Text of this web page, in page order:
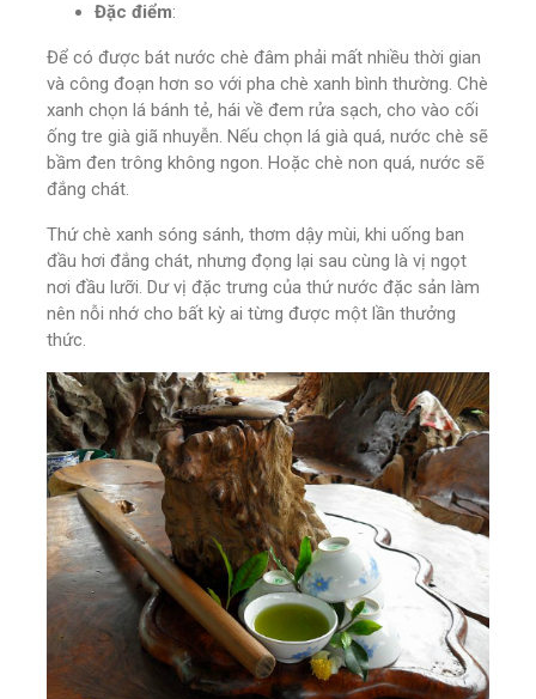
Đặc điểm:
Để có được bát nước chè đâm phải mất nhiều thời gian
và công đoạn hơn so với pha chè xanh bình thường. Chè
xanh chọn lá bánh tẻ, hái về đem rửa sạch, cho vào cối
ống tre già giã nhuyễn. Nếu chọn lá già quá, nước chè sẽ
bầm đen trông không ngon. Hoặc chè non quá, nước sẽ
đắng chát.
Thứ chè xanh sóng sánh, thơm dậy mùi, khi uống ban
đầu hơi đắng chát, nhưng đọng lại sau cùng là vị ngọt
nơi đầu lưỡi. Dư vị đặc trưng của thứ nước đặc sản làm
nên nỗi nhớ cho bất kỳ ai từng được một lần thưởng
thức.